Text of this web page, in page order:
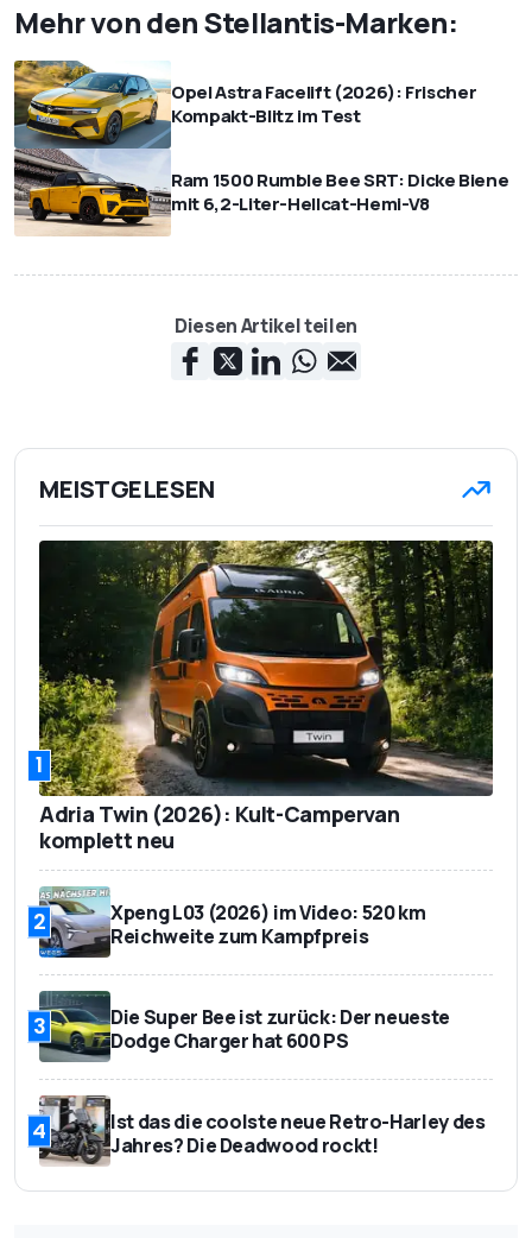
Mehr von den Stellantis-Marken:
Opel Astra Facelift (2026): Frischer
Kompakt-Blitz im Test
Ram 1500 Rumble Bee SRT: Dicke Biene
mit 6,2-Liter-Hellcat-Hemi-V8
Diesen Artikel teilen
MEISTGELESEN
1
Adria Twin (2026): Kult-Campervan
komplett neu
2
Xpeng L03 (2026) im Video: 520 km
Reichweite zum Kampfpreis
3
Die Super Bee ist zurück: Der neueste
Dodge Charger hat 600 PS
4
Ist das die coolste neue Retro-Harley des
Jahres? Die Deadwood rockt!